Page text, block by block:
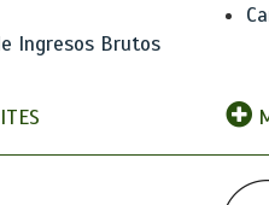
Ingresos Brutos